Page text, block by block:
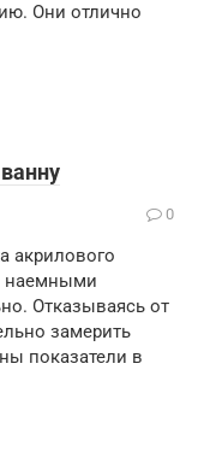
Они отлично
0
акрилового
наемными
Отказываясь от
замерить
показатели в